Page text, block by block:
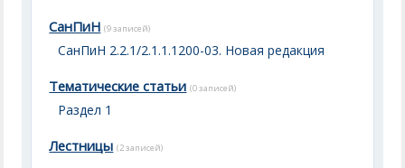
СанПиН (9 записей)
СанПиН 2.2.1/2.1.1.1200-03. Новая редакция
Тематические статьи (0 записей)
Раздел 1
Лестницы (2 записей)